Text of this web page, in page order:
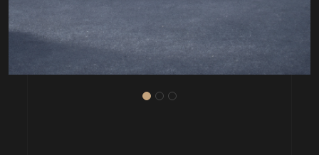
ALU BATTANT CONTEMPORAINE